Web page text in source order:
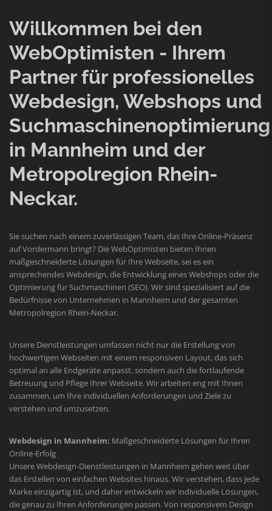
Willkommen bei den
WebOptimisten - Ihrem
Partner für professionelles
Webdesign, Webshops und
Suchmaschinenoptimierung
in Mannheim und der
Metropolregion Rhein-
Neckar.
Sie suchen nach einem zuverlässigen Team, das Ihre Online-Präsenz
auf Vordermann bringt? Die WebOptimisten bieten Ihnen
maßgeschneiderte Lösungen für Ihre Webseite, sei es ein
ansprechendes Webdesign, die Entwicklung eines Webshops oder die
Optimierung für Suchmaschinen (SEO). Wir sind spezialisiert auf die
Bedürfnisse von Unternehmen in Mannheim und der gesamten
Metropolregion Rhein-Neckar.
Unsere Dienstleistungen umfassen nicht nur die Erstellung von
hochwertigen Webseiten mit einem responsiven Layout, das sich
optimal an alle Endgeräte anpasst, sondern auch die fortlaufende
Betreuung und Pflege Ihrer Webseite. Wir arbeiten eng mit Ihnen
zusammen, um Ihre individuellen Anforderungen und Ziele zu
verstehen und umzusetzen.
Webdesign in Mannheim: Maßgeschneiderte Lösungen für Ihren
Online-Erfolg
Unsere Webdesign-Dienstleistungen in Mannheim gehen weit über
das Erstellen von einfachen Websites hinaus. Wir verstehen, dass jede
Marke einzigartig ist, und daher entwickeln wir individuelle Lösungen,
die genau zu Ihren Anforderungen passen. Von responsivem Design